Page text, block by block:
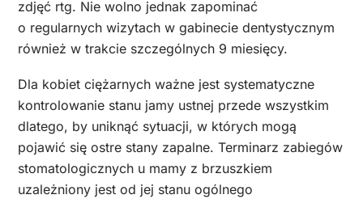
zdjęć rtg. Nie wolno jednak zapominać
o regularnych wizytach w gabinecie dentystycznym
również w trakcie szczególnych 9 miesięcy.
Dla kobiet ciężarnych ważne jest systematyczne
kontrolowanie stanu jamy ustnej przede wszystkim
dlatego, by uniknąć sytuacji, w których mogą
pojawić się ostre stany zapalne. Terminarz zabiegów
stomatologicznych u mamy z brzuszkiem
uzależniony jest od jej stanu ogólnego